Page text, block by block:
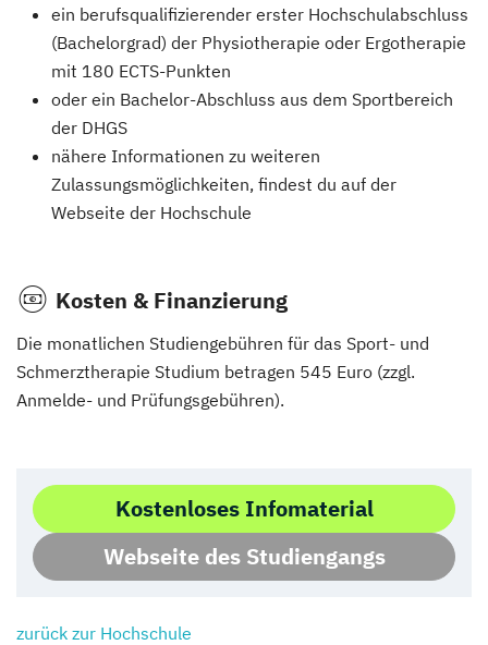
ein berufsqualifizierender erster Hochschulabschluss
(Bachelorgrad) der Physiotherapie oder Ergotherapie
mit 180 ECTS-Punkten
oder ein Bachelor-Abschluss aus dem Sportbereich
der DHGS
nähere Informationen zu weiteren
Zulassungsmöglichkeiten, findest du auf der
Webseite der Hochschule
Kosten & Finanzierung
Die monatlichen Studiengebühren für das Sport- und
Schmerztherapie Studium betragen 545 Euro (zzgl.
Anmelde- und Prüfungsgebühren).
Kostenloses Infomaterial
Webseite des Studiengangs
zurück zur Hochschule